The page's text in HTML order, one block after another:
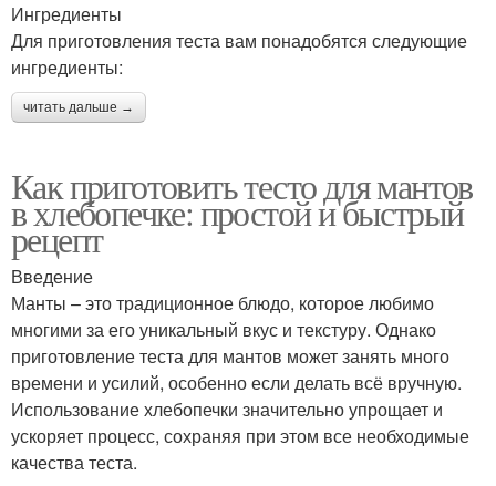
Ингредиенты
Для приготовления теста вам понадобятся следующие
ингредиенты:
читать дальше →
Как приготовить тесто для мантов
в хлебопечке: простой и быстрый
рецепт
Введение
Манты – это традиционное блюдо, которое любимо
многими за его уникальный вкус и текстуру. Однако
приготовление теста для мантов может занять много
времени и усилий, особенно если делать всё вручную.
Использование хлебопечки значительно упрощает и
ускоряет процесс, сохраняя при этом все необходимые
качества теста.